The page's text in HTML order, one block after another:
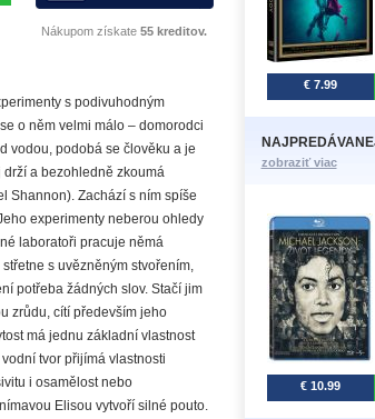
Nákupom získate 55 kreditov.
s podivuhodným
o něm velmi málo – domorodci
vodou, podobá se člověku a je
a bezohledně zkoumá
Shannon). Zachází s ním spíše
experimenty neberou ohledy
laboratoři pracuje němá
s uvězněným stvořením,
potřeba žádných slov. Stačí jim
zrůdu, cítí především jeho
má jednu základní vlastnost
tvor přijímá vlastnosti
i osamělost nebo
Elisou vytvoří silné pouto.
€ 7.99
zobraziť viac
€ 10.99